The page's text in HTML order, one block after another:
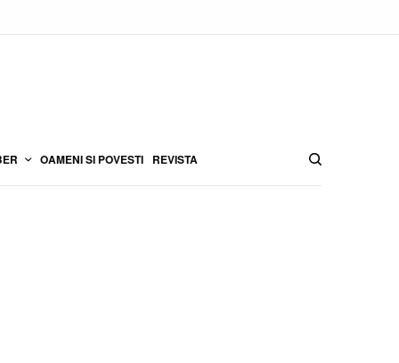
OAMENI SI POVESTI REVISTA